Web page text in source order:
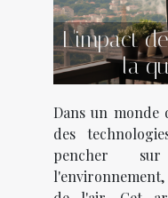
L'impact
la
Dans un monde
des
pencher